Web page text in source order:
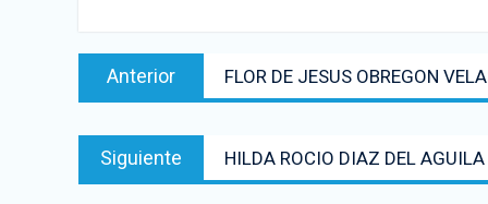
Anterior FLOR DE JESUS OBREGON
Siguiente HILDA ROCIO DIAZ DEL AGUILA